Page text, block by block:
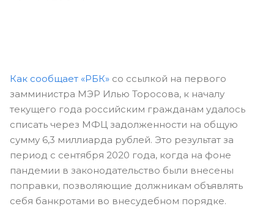
Как сообщает «РБК» со ссылкой на первого
замминистра МЭР Илью Торосова, к началу
текущего года российским гражданам удалось
списать через МФЦ задолженности на общую
сумму 6,3 миллиарда рублей. Это результат за
период с сентября 2020 года, когда на фоне
пандемии в законодательство были внесены
поправки, позволяющие должникам объявлять
себя банкротами во внесудебном порядке.